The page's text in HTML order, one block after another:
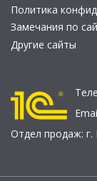
Политика
Замечания по
Другие сайты
Отдел продаж: